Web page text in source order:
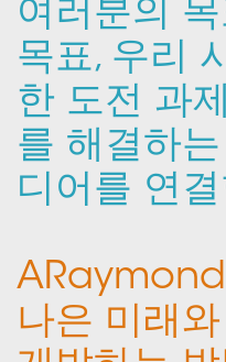
여러분의
목표, 우리
한 도전 과
를 해결하는
디어를 연
ARaymond
나은 미래